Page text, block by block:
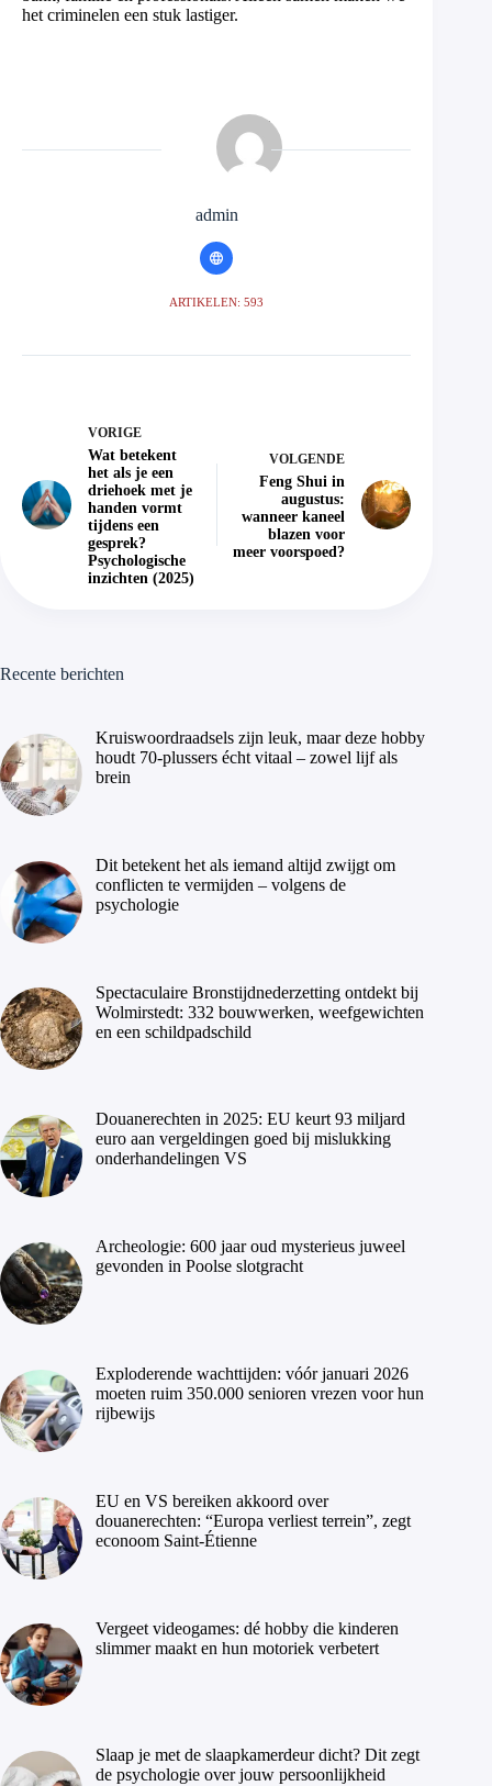
het criminelen een stuk lastiger.
admin
ARTIKELEN: 593
VORIGE
Wat betekent
het als je een
driehoek met je
handen vormt
tijdens een
gesprek?
Psychologische
inzichten (2025)
VOLGENDE
Feng Shui in
augustus:
wanneer kaneel
blazen voor
meer voorspoed?
Recente berichten
Kruiswoordraadsels zijn leuk, maar deze hobby
houdt 70-plussers écht vitaal – zowel lijf als
brein
Dit betekent het als iemand altijd zwijgt om
conflicten te vermijden – volgens de
psychologie
Spectaculaire Bronstijdnederzetting ontdekt bij
Wolmirstedt: 332 bouwwerken, weefgewichten
en een schildpadschild
Douanerechten in 2025: EU keurt 93 miljard
euro aan vergeldingen goed bij mislukking
onderhandelingen VS
Archeologie: 600 jaar oud mysterieus juweel
gevonden in Poolse slotgracht
Exploderende wachttijden: vóór januari 2026
moeten ruim 350.000 senioren vrezen voor hun
rijbewijs
EU en VS bereiken akkoord over
douanerechten: “Europa verliest terrein”, zegt
econoom Saint-Étienne
Vergeet videogames: dé hobby die kinderen
slimmer maakt en hun motoriek verbetert
Slaap je met de slaapkamerdeur dicht? Dit zegt
de psychologie over jouw persoonlijkheid